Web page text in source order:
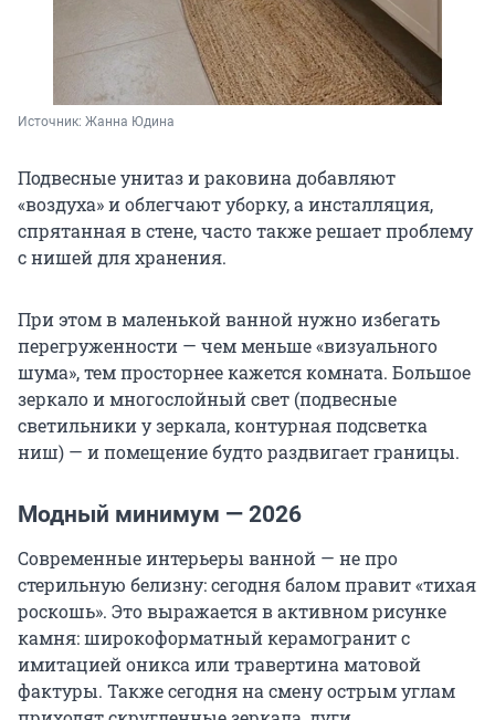
Источник: Жанна Юдина
Подвесные унитаз и раковина добавляют
«воздуха» и облегчают уборку, а инсталляция,
спрятанная в стене, часто также решает проблему
с нишей для хранения.
При этом в маленькой ванной нужно избегать
перегруженности — чем меньше «визуального
шума», тем просторнее кажется комната. Большое
зеркало и многослойный свет (подвесные
светильники у зеркала, контурная подсветка
ниш) — и помещение будто раздвигает границы.
Модный минимум — 2026
Современные интерьеры ванной — не про
стерильную белизну: сегодня балом правит «тихая
роскошь». Это выражается в активном рисунке
камня: широкоформатный керамогранит с
имитацией оникса или травертина матовой
фактуры. Также сегодня на смену острым углам